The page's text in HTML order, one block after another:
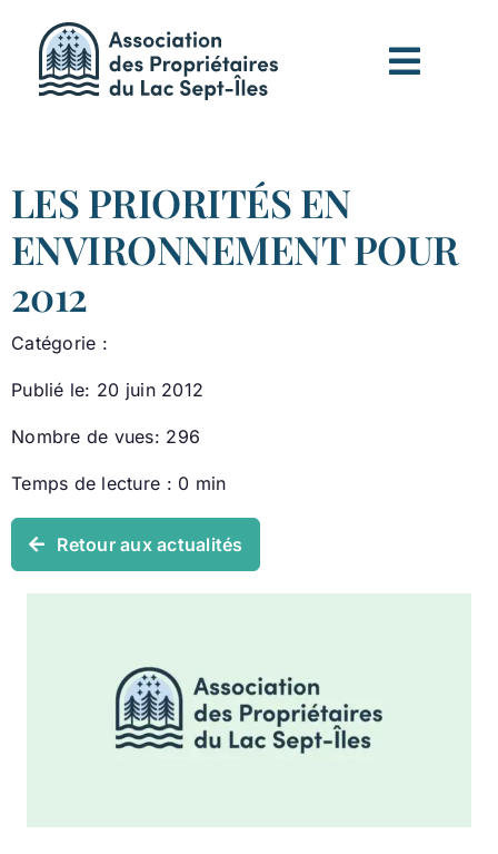
contenu
LES PRIORITÉS EN
ENVIRONNEMENT POUR
2012
Catégorie :
Publié le: 20 juin 2012
Nombre de vues: 296
Temps de lecture : 0 min
Retour aux actualités